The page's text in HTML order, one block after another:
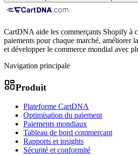
CartDNA aide les commerçants Shopify à
paiements pour chaque marché, améliorer
et développer le commerce mondial avec
Navigation principale
Produit
Plateforme CartDNA
Optimisation du paiement
Paiements mondiaux
Tableau de bord commerçant
Rapports et insights
Sécurité et conformité